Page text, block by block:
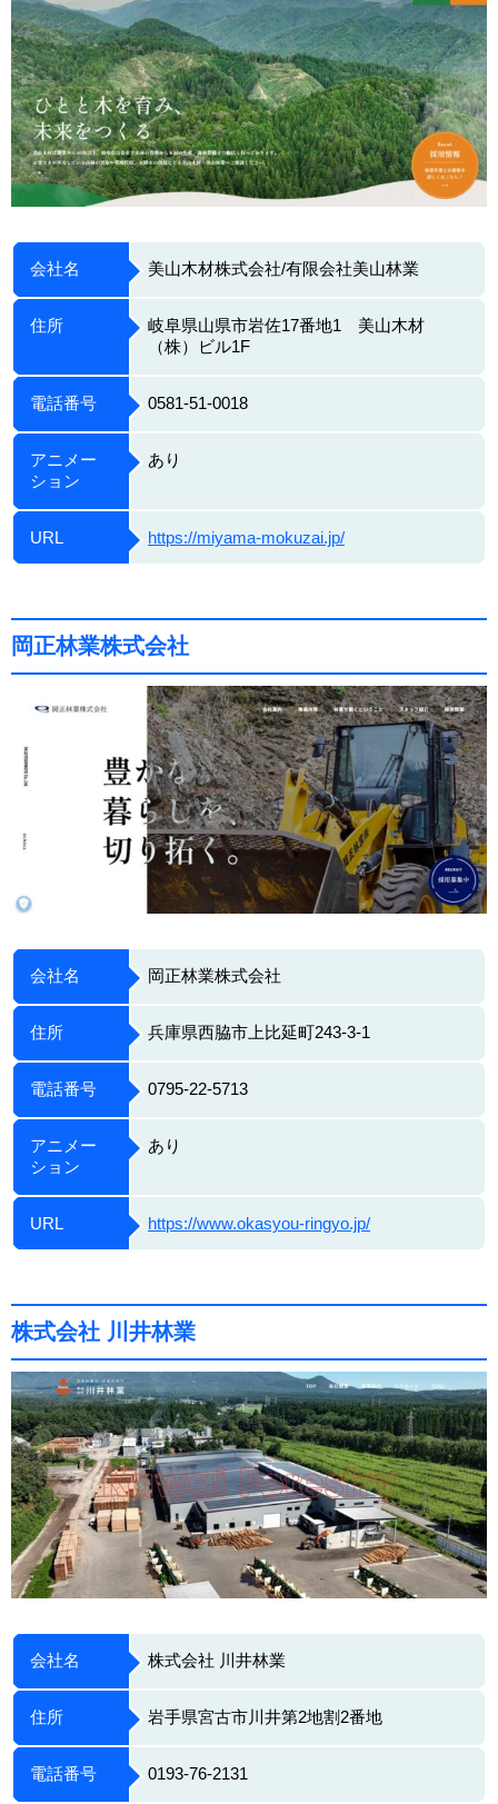
会社名 美山木材株式会社/有限会社美山林業
住所
岐阜県山県市岩佐17番地1 美山木材
（株）ビル1F
電話番号 0581-51-0018
アニメー
ション
あり
URL https://miyama-mokuzai.jp/
岡正林業株式会社
会社名 岡正林業株式会社
住所 兵庫県西脇市上比延町243-3-1
電話番号 0795-22-5713
アニメー
ション
あり
URL https://www.okasyou-ringyo.jp/
株式会社 川井林業
会社名 株式会社 川井林業
住所 岩手県宮古市川井第2地割2番地
電話番号 0193-76-2131